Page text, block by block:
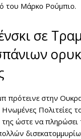
του Μάρκο Ρούμπιο.
σε
πρότεινε στην
Πολιτείες
ώστε να πληρώσει